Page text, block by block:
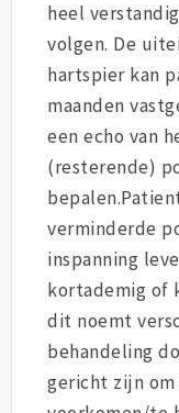
heel
volgen. De
hartspier kan
maanden
een echo van
(resterende)
verminderde
inspanning
kortademig of
dit noemt
behandeling
gericht zijn